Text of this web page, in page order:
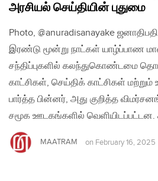
அரசியல் செய்தியின் புதுமை
Photo, @anuradisanayake
இரண்டு மூன்று நாட்கள் யாழ்ப்பாண
சந்திப்புகளில் கலந்துகொண்டமை
காட்சிகள், செய்திக் காட்சிகள்
பார்த்த பின்னர், அது குறித்த
சமூக ஊடகங்களில் வெளியிடப்பட்டன.
MAATRAM on February 16, 2025